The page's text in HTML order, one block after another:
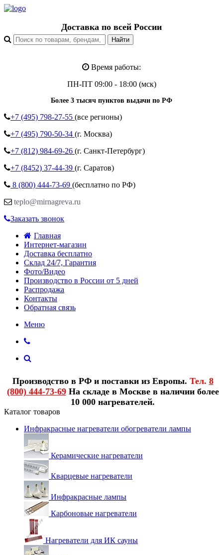
Доставка по всей России
Время работы:
ПН-ПТ 09:00 - 18:00 (мск)
Более 3 тысяч пунктов выдачи по РФ
+7 (495) 798-27-55 (все регионы)
+7 (495) 790-50-34 (г. Москва)
+7 (812) 984-69-26 (г. Санкт-Петербург)
+7 (8452) 37-44-39 (г. Саратов)
8 (800) 444-73-69 (бесплатно по РФ)
teplo@mirnagreva.ru
Заказать звонок
Главная
Интернет-магазин
Доставка бесплатно
Склад 24/7, Гарантия
Фото/Видео
Производство в России от 5 дней
Распродажа
Контакты
Обратная связь
Меню
Производство в РФ и поставки из Европы. Тел. 8
(800) 444-73-69На складе в Москве в наличии более
10 000 нагревателей.
Каталог товаров
Инфракрасные нагреватели обогреватели лампы
Керамические нагреватели
Кварцевые нагреватели
Инфракрасные лампы
Карбоновые нагреватели
Нагреватели для ИК сауны